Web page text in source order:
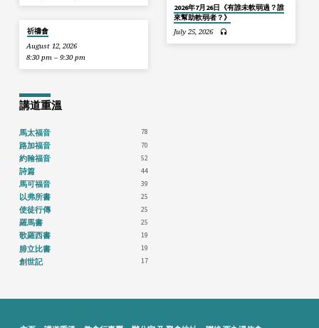
祈禱會
August 12, 2026
8:30 pm – 9:30 pm
2026年7月26日《有誰未軟弱過？誰
來幫助軟弱者？》
July 25, 2026
講道重溫
馬太福音 78
路加福音 70
約翰福音 52
詩篇 44
馬可福音 39
以弗所書 25
使徒行傳 25
羅馬書 25
歌羅西書 19
腓立比書 19
創世記 17